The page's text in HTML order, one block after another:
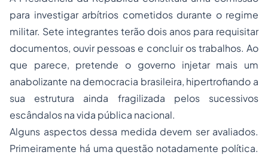
para investigar arbítrios cometidos durante o regime
militar. Sete integrantes terão dois anos para requisitar
documentos, ouvir pessoas e concluir os trabalhos. Ao
que parece, pretende o governo injetar mais um
anabolizante na democracia brasileira, hipertrofiando a
sua estrutura ainda fragilizada pelos sucessivos
escândalos na vida pública nacional.
Alguns aspectos dessa medida devem ser avaliados.
Primeiramente há uma questão notadamente política.